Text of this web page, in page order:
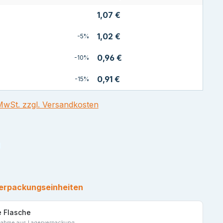
1,07 €
-5% 1,02 €
-10% 0,96 €
-15% 0,91 €
zzgl. Versandkosten
Bewertung von 5 von 5 Sternen
Flasche